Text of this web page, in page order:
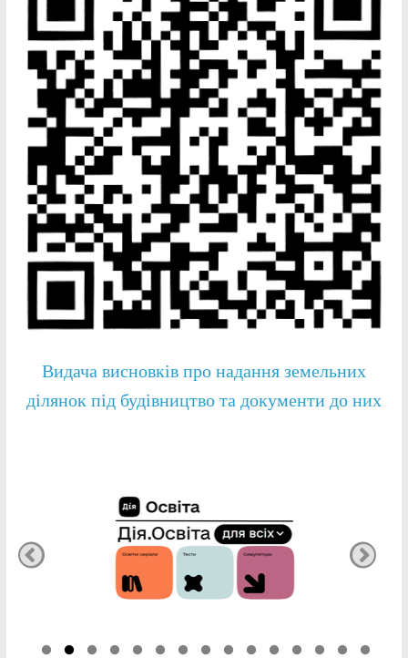
Видача висновків про надання земельних
ділянок під будівництво та документи до них